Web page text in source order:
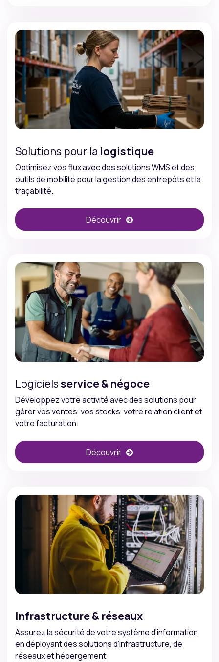
Solutions pour la logistique
Optimisez vos flux avec des solutions WMS et des
outils de mobilité pour la gestion des entrepôts et la
traçabilité.
Découvrir
Logicielsservice & négoce
Développez votre activité avec des solutions pour
gérer vos ventes, vos stocks, votre relation client et
votre facturation.
Découvrir
Infrastructure & réseaux
Assurez la sécurité de votre système d'information
en déployant des solutions d'infrastructure, de
réseaux et hébergement